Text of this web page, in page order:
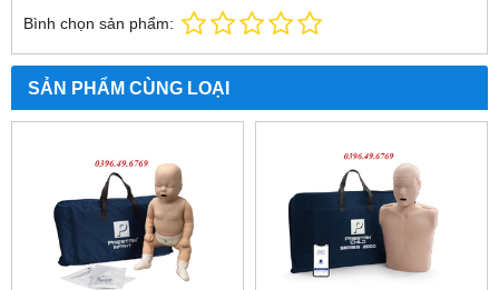
Bình chọn sản phẩm:
SẢN PHẨM CÙNG LOẠI